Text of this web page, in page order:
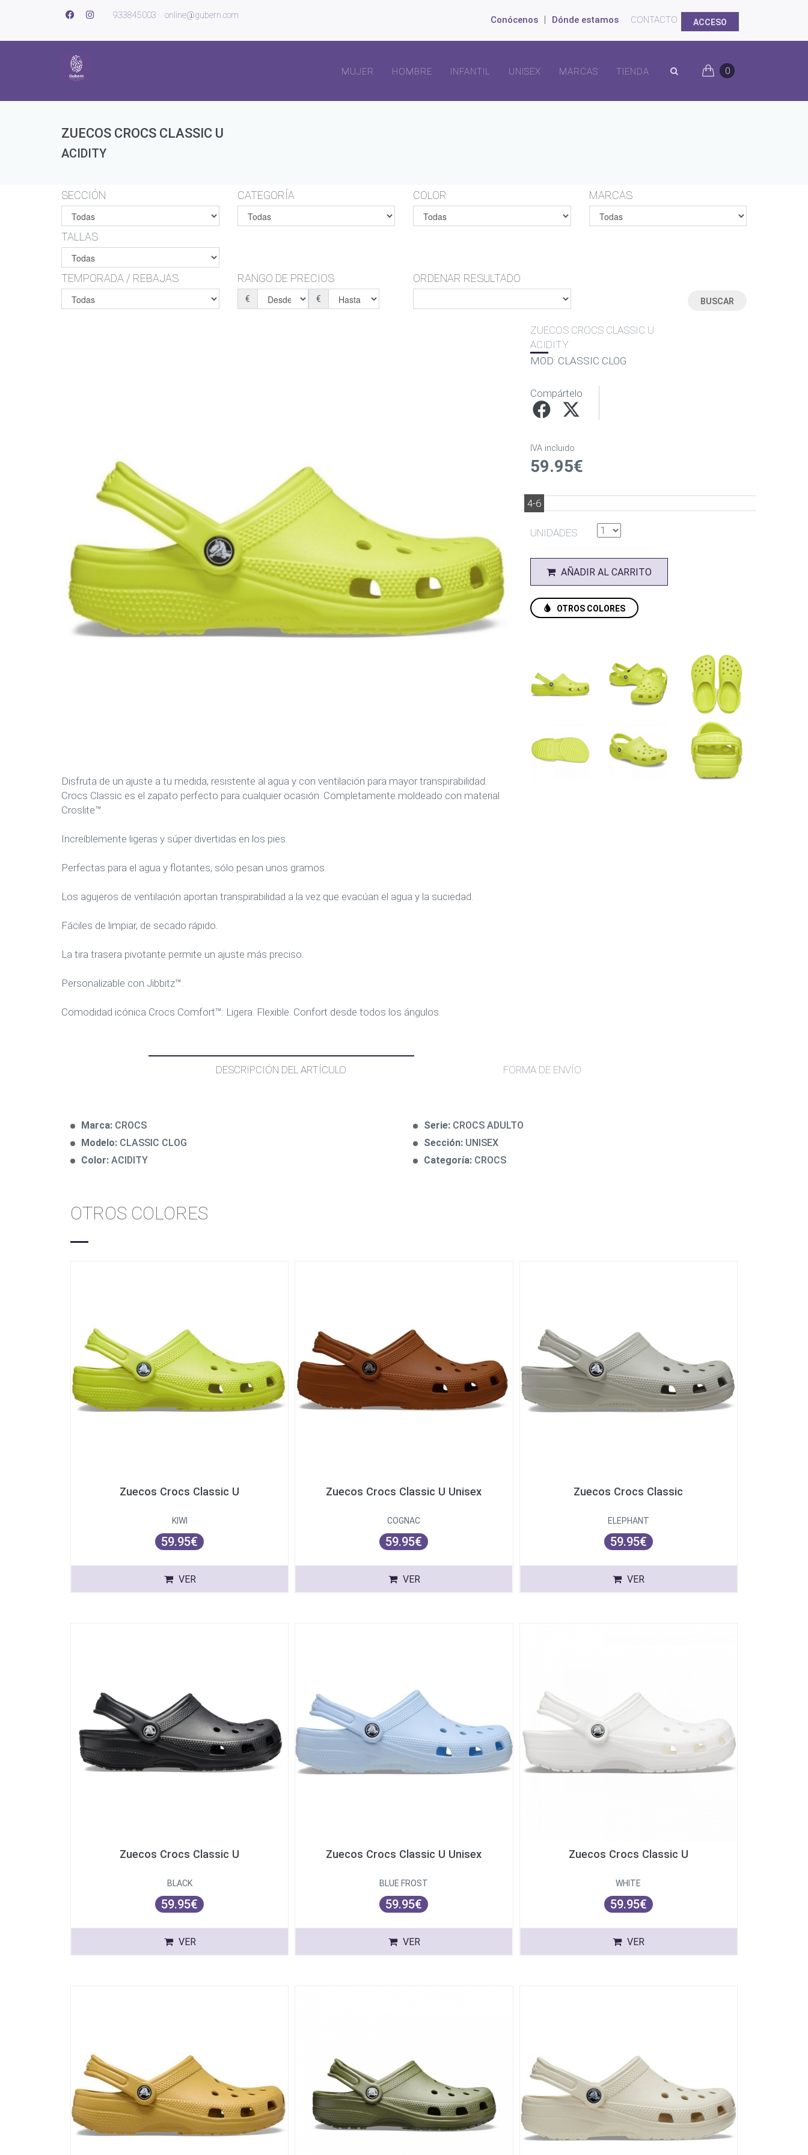
933845003 online@gubern.com Conócenos | Dónde estamos CONTACTO ACCESO
MUJER HOMBRE INFANTIL UNISEX MARCAS TIENDA 0
ZUECOS CROCS CLASSIC U
ACIDITY
SECCIÓN CATEGORÍA COLOR MARCAS
TALLAS
TEMPORADA / REBAJAS RANGO DE PRECIOS
€ €
ORDENAR RESULTADO
Disfruta de un ajuste a tu medida, resistente al agua y con ventilación para mayor transpirabilidad.
Crocs Classic es el zapato perfecto para cualquier ocasión. Completamente moldeado con material
Croslite™.
Increíblemente ligeras y súper divertidas en los pies.
Perfectas para el agua y flotantes, sólo pesan unos gramos.
Los agujeros de ventilación aportan transpirabilidad a la vez que evacúan el agua y la suciedad.
Fáciles de limpiar, de secado rápido.
La tira trasera pivotante permite un ajuste más preciso.
Personalizable con Jibbitz™.
Comodidad icónica Crocs Comfort™: Ligera. Flexible. Confort desde todos los ángulos.
ZUECOS CROCS CLASSIC U
ACIDITY
MOD: CLASSIC CLOG
Compártelo
IVA incluido
59.95€
4-6
UNIDADES
AÑADIR AL CARRITO
OTROS COLORES
DESCRIPCIÓN DEL ARTÍCULO FORMA DE ENVÍO
Marca: CROCS
Modelo: CLASSIC CLOG
Color: ACIDITY
Serie: CROCS ADULTO
Sección: UNISEX
Categoría: CROCS
OTROS COLORES
Zuecos Crocs Classic U
KIWI
59.95€
VER
Zuecos Crocs Classic U Unisex
COGNAC
59.95€
VER
Zuecos Crocs Classic
ELEPHANT
59.95€
VER
Zuecos Crocs Classic U
BLACK
59.95€
VER
Zuecos Crocs Classic U Unisex
BLUE FROST
59.95€
VER
Zuecos Crocs Classic U
WHITE
59.95€
VER